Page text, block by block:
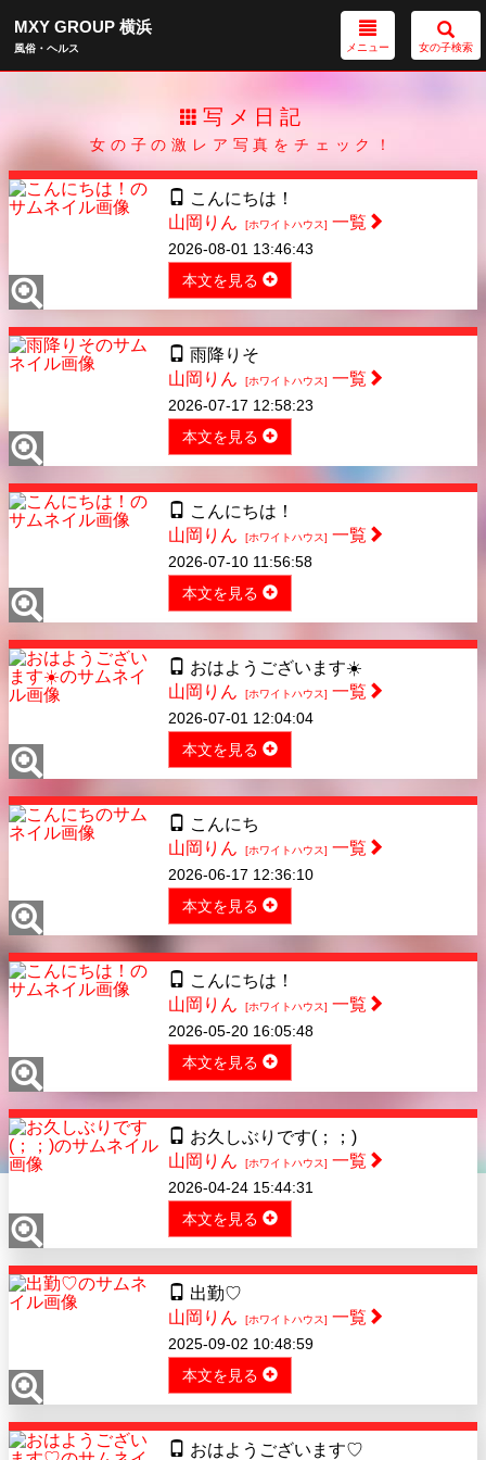
女の子検索
メニュー
MXY GROUP 横浜
風俗・ヘルス
写メ日記
女の子の激レア写真をチェック！
こんにちは！
山岡りん
[ホワイトハウス] 一覧
2026-08-01 13:46:43
本文を見る
雨降りそ
山岡りん
[ホワイトハウス] 一覧
2026-07-17 12:58:23
本文を見る
こんにちは！
山岡りん
[ホワイトハウス] 一覧
2026-07-10 11:56:58
本文を見る
おはようございます☀️
山岡りん
[ホワイトハウス] 一覧
2026-07-01 12:04:04
本文を見る
こんにち
山岡りん
[ホワイトハウス] 一覧
2026-06-17 12:36:10
本文を見る
こんにちは！
山岡りん
[ホワイトハウス] 一覧
2026-05-20 16:05:48
本文を見る
お久しぶりです(；；)
山岡りん
[ホワイトハウス] 一覧
2026-04-24 15:44:31
本文を見る
出勤♡
山岡りん
[ホワイトハウス] 一覧
2025-09-02 10:48:59
本文を見る
おはようございます♡